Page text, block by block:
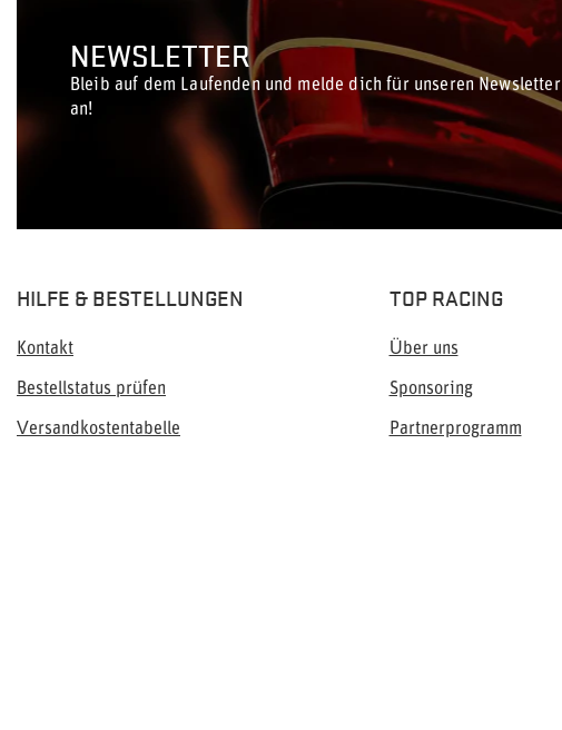
NEWSLETTER
Bleib auf dem Laufenden und melde dich für unseren Newsletter
an!
HILFE & BESTELLUNGEN
Kontakt
Bestellstatus prüfen
Versandkostentabelle
TOP RACING
Über uns
Sponsoring
Partnerprogramm